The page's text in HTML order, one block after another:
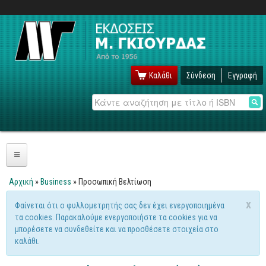
Καλάθι Σύνδεση Εγγραφή
Αναζήτηση
Πληροφορική
Λειτουργικά
Windows
Linux
Unix
Είστε εδώ
Αρχική » Business » Προσωπική Βελτίωση
x
Μήνυμα προειδοποίησης
Φαίνεται ότι ο φυλλομετρητής σας δεν έχει ενεργοποιημένα
τα cookies. Παρακαλούμε ενεργοποιήστε τα cookies για να
μπορέσετε να συνδεθείτε και να προσθέσετε στοιχεία στο
καλάθι.